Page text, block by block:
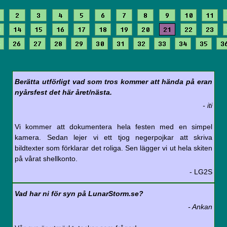
2 3 4 5 6 7 8 9 10 11
14 15 16 17 18 19 20 21 22 23
26 27 28 29 30 31 32 33 34 35
Berätta utförligt vad som tros kommer att hända på eran
nyårsfest det här året/nästa.
- iti
Vi kommer att dokumentera hela festen med en simpel
kamera. Sedan lejer vi ett tjog negerpojkar att skriva
bildtexter som förklarar det roliga. Sen lägger vi ut hela skiten
på vårat shellkonto.
- LG2S
Vad har ni för syn på LunarStorm.se?
- Ankan